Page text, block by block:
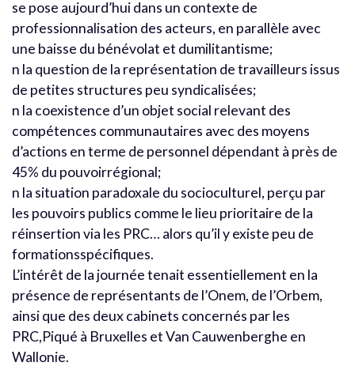
se pose aujourd’hui dans un contexte de
professionnalisation des acteurs, en parallèle avec
une baisse du bénévolat et dumilitantisme;
n la question de la représentation de travailleurs issus
de petites structures peu syndicalisées;
n la coexistence d’un objet social relevant des
compétences communautaires avec des moyens
d’actions en terme de personnel dépendant à près de
45% du pouvoirrégional;
n la situation paradoxale du socioculturel, perçu par
les pouvoirs publics comme le lieu prioritaire de la
réinsertion via les PRC… alors qu’il y existe peu de
formationsspécifiques.
L’intérêt de la journée tenait essentiellement en la
présence de représentants de l’Onem, de l’Orbem,
ainsi que des deux cabinets concernés par les
PRC,Piqué à Bruxelles et Van Cauwenberghe en
Wallonie.